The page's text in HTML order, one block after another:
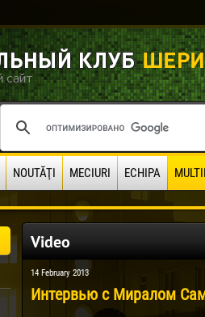
NOUTĂŢI MECIURI ECHIPA
Video
14 February 2013
Интервью с Миралом